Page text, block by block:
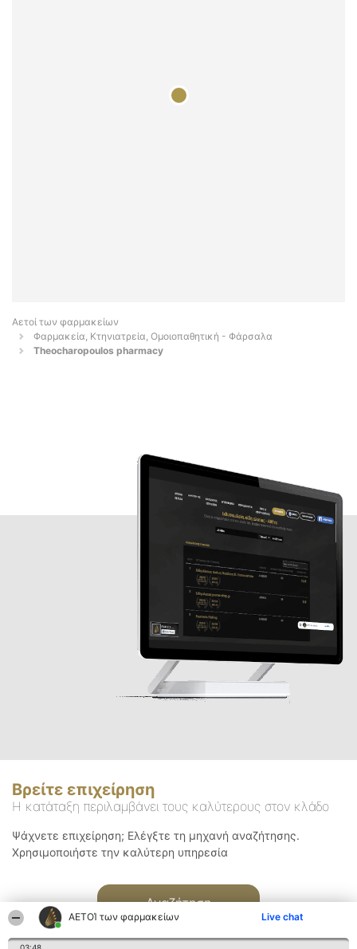
ΑΕΤΟΊ των φαρμακείων Live chat
Αετοί των φαρμακείων
Φαρμακεία, Κτηνιατρεία, Ομοιοπαθητική - Φάρσαλα
Theocharopoulos pharmacy
Βρείτε επιχείρηση
Η κατάταξη περιλαμβάνει τους καλύτερους στον κλάδο
Ψάχνετε επιχείρηση; Ελέγξτε τη μηχανή αναζήτησης.
Χρησιμοποιήστε την καλύτερη υπηρεσία
Αναζήτηση